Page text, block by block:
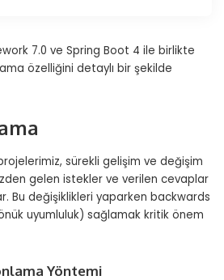
7.0 ve Spring Boot 4 ile birlikte
özelliğini detaylı bir şekilde
sürekli gelişim ve değişim
gelen istekler ve verilen cevaplar
Bu değişiklikleri yaparken backwards
uyumluluk) sağlamak kritik önem
Yöntemi